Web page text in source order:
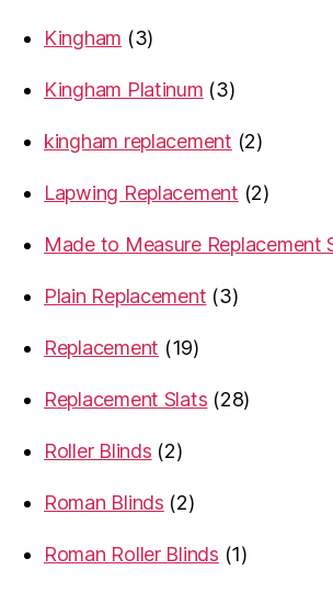
Kingham
33
Kingham Platinum
33
kingham replacement
22
Lapwing Replacement
22
Made to Measure Replacement
Plain Replacement
33
Replacement
1919
Replacement Slats
2828
Roller Blinds
22
Roman Blinds
22
Roman Roller Blinds
11